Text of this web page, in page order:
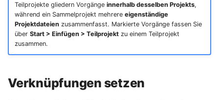
Teilprojekte gliedern Vorgänge innerhalb desselben Projekts,
während ein Sammelprojekt mehrere eigenständige
Projektdateienzusammenfasst. Markierte Vorgänge fassen Sie
über Start > Einfügen > Teilprojektzu einem Teilprojekt
zusammen.
Verknüpfungen setzen